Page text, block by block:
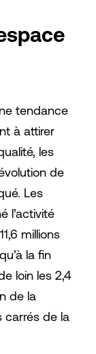
tendance
à attirer
les
de
Les
l’activité
millions
la fin
loin les 2,4
de la
carrés de la